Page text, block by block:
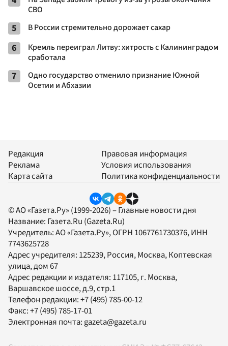
СВО
5 В России стремительно дорожает сахар
6
Кремль переиграл Литву: хитрость с Калининградом
сработала
7
Одно государство отменило признание Южной
Осетии и Абхазии
Редакция
Реклама
Карта сайта
Правовая информация
Условия использования
Политика конфиденциальности
© АО «Газета.Ру» (1999-2026) – Главные новости дня
Название: Газета.Ru (Gazeta.Ru)
Учредитель:АО «Газета.Ру», ОГРН 1067761730376, ИНН
7743625728
Адрес учредителя: 125239, Россия, Москва, Коптевская
улица, дом 67
Адрес редакции и издателя: 117105, г. Москва,
Варшавское шоссе, д.9, стр.1
Телефон редакции:+7 (495) 785-00-12
Факс:+7 (495) 785-17-01
Электронная почта: gazeta@gazeta.ru